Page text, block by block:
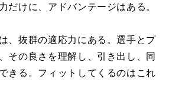
だけに、アドバンテージはある。
、抜群の適応力にある。選手とプ
その良さを理解し、引き出し、同
きる。フィットしてくるのはこれ